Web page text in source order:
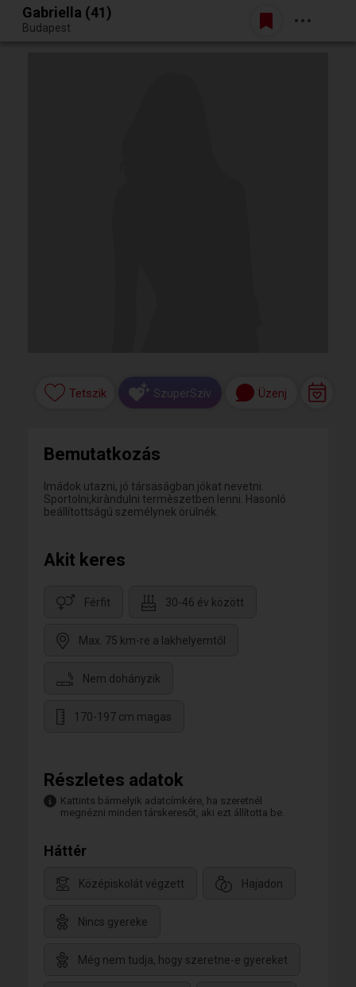
Egy jó randiból bármi lehet.
Belépés
Gabriella (41)
Budapest
Tetszik SzuperSzív Üzenj
Bemutatkozás
Imádok utazni, jó társaságban jókat nevetni.
Sportolni,kiràndulni termèszetben lenni. Hasonló
beállítottságú személynek örülnék.
Akit keres
Férfit 30-46 év között
Max. 75 km-re a lakhelyemtől
Nem dohányzik
170-197 cm magas
Részletes adatok
Kattints bármelyik adatcímkére, ha szeretnél
megnézni minden társkeresőt, aki ezt állította be.
Háttér
Középiskolát végzett Hajadon
Nincs gyereke
Még nem tudja, hogy szeretne-e gyereket